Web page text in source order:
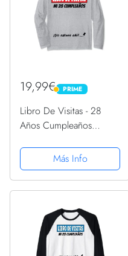
19,99€ PRIME
PRIME
Libro De Visitas - 28
Años Cumpleaños
Manga LargaMás Info